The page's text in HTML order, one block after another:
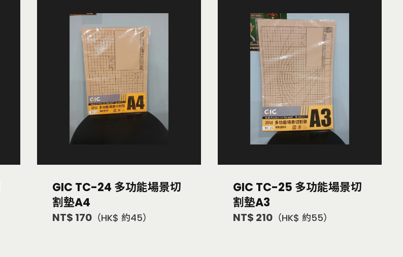
GIC TC-24 多功能場景切
割墊A4
NT$ 170 （HK$ 約45）
GIC TC-25 多功能場景切
割墊A3
NT$ 210 （HK$ 約55）